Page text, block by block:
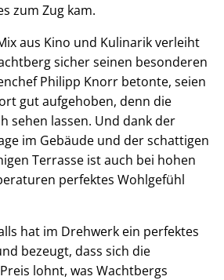
zum Zug kam.
aus Kino und Kulinarik verleiht
sicher seinen besonderen
Philipp Knorr betonte, seien
gut aufgehoben, denn die
sehen lassen. Und dank der
im Gebäude und der schattigen
Terrasse ist auch bei hohen
perfektes Wohlgefühl
hat im Drehwerk ein perfektes
bezeugt, dass sich die
lohnt, was Wachtbergs